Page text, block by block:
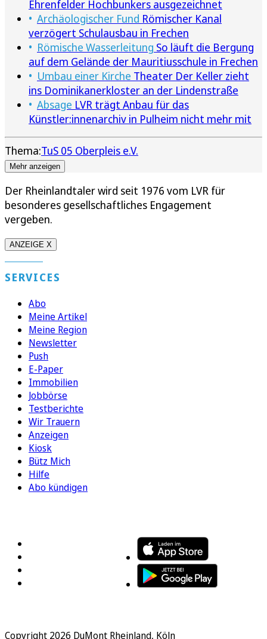
Ehrenfelder Hochbunkers ausgezeichnet
Archäologischer Fund Römischer Kanal
verzögert Schulausbau in Frechen
Römische Wasserleitung So läuft die Bergung
auf dem Gelände der Mauritiusschule in Frechen
Umbau einer Kirche Theater Der Keller zieht
ins Dominikanerkloster an der Lindenstraße
Absage LVR trägt Anbau für das
Künstler:innenarchiv in Pulheim nicht mehr mit
Thema:TuS 05 Oberpleis e.V.
Mehr anzeigen
Der Rheinlandtaler wird seit 1976 vom LVR für
besonderes gesellschaftliches Engagement
vergeben.
ANZEIGE X
SERVICES
Abo
Meine Artikel
Meine Region
Newsletter
Push
E-Paper
Immobilien
Jobbörse
Testberichte
Wir Trauern
Anzeigen
Kiosk
Bütz Mich
Hilfe
Abo kündigen
Copyright 2026 DuMont Rheinland, Köln